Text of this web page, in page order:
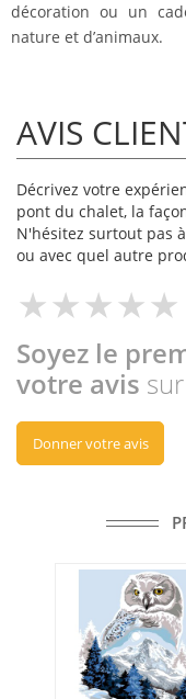
décoration ou un
nature et d’animaux.
AVIS
Décrivez votre
pont du chalet, la
N'hésitez surtout pas
ou avec quel autre
Soyez le
votre avis
Donner votre avis